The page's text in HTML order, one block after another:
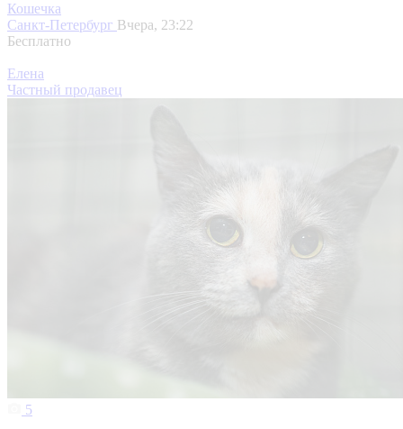
Кошечка
Санкт-Петербург Вчера, 23:22
Бесплатно
Елена
Частный продавец
5